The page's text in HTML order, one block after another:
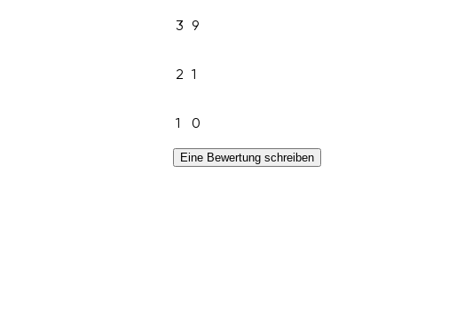
3 9
2 1
1 0
Eine Bewertung schreiben